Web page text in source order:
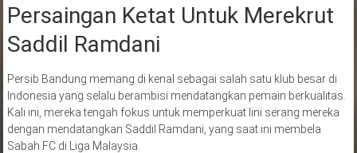
Persaingan Ketat Untuk Merekrut
Saddil Ramdani
Persib Bandung memang di kenal sebagai salah satu klub besar di
Indonesia yang selalu berambisi mendatangkan pemain berkualitas.
Kali ini, mereka tengah fokus untuk memperkuat lini serang mereka
dengan mendatangkan Saddil Ramdani, yang saat ini membela
Sabah FC di Liga Malaysia.